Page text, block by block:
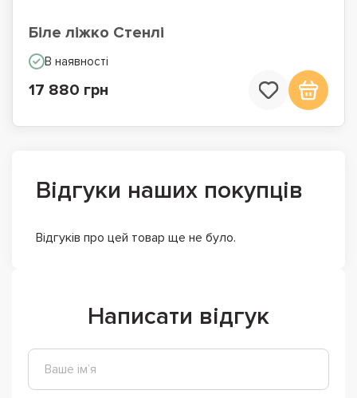
Біле ліжко Стенлі
В наявності
17 880 грн
Відгуки наших покупців
Відгуків про цей товар ще не було.
Написати відгук